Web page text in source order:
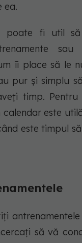
ea.
poate fi util să
îi place să le
pur și simplu
timp. Pentru
calendar este
este timpul
să vă